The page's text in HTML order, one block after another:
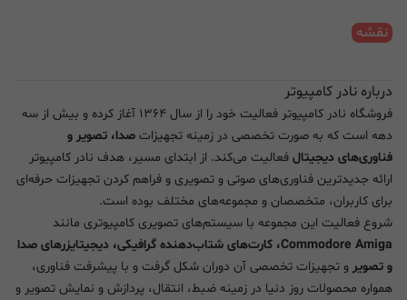
نقشه
درباره نادر کامپیوتر
فروشگاه نادر کامپیوتر فعالیت خود را از سال ۱۳۶۴ آغاز کرده و بیش از سه
دهه است که به صورت تخصصی در زمینه تجهیزات صدا، تصویر و
فناوری‌های دیجیتال فعالیت می‌کند. از ابتدای مسیر، هدف نادر کامپیوتر
ارائه جدیدترین فناوری‌های صوتی و تصویری و فراهم کردن تجهیزات حرفه‌ای
برای کاربران، متخصصان و مجموعه‌های مختلف بوده است.
شروع فعالیت این مجموعه با سیستم‌های تصویری کامپیوتری مانند
Commodore Amiga، کارت‌های شتاب‌دهنده گرافیکی، دیجیتایزرهای صدا
و تصویر و تجهیزات تخصصی آن دوران شکل گرفت و با پیشرفت فناوری،
همواره محصولات روز دنیا در زمینه ضبط، انتقال، پردازش و نمایش تصویر و